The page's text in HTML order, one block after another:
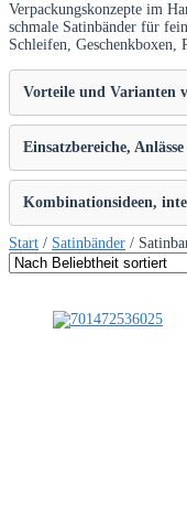
Verpackungskonzepte im
schmale Satinbänder für
Schleifen, Geschenkboxen,
Vorteile und Varianten
Einsatzbereiche,
Kombinationsideen,
Start / Satinbänder /